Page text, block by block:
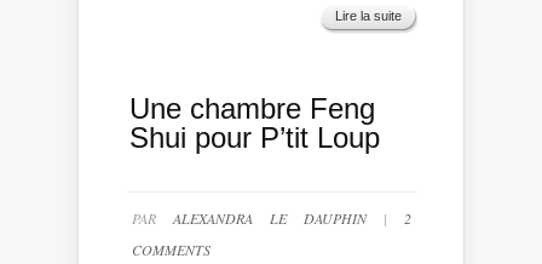
Lire la suite
Une chambre Feng
Shui pour P’tit Loup
PAR ALEXANDRA LE DAUPHIN| 2
COMMENTS